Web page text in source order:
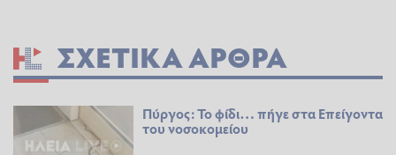
ΣΧΕΤΙΚΆ ΆΡΘΡΑ
Πύργος: Το φίδι… πήγε στα Επείγοντα
του νοσοκομείου